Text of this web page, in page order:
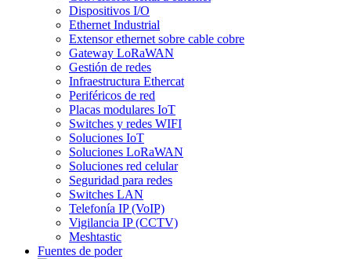
Dispositivos I/O
Ethernet Industrial
Extensor ethernet sobre cable cobre
Gateway LoRaWAN
Gestión de redes
Infraestructura Ethercat
Periféricos de red
Placas modulares IoT
Switches y redes WIFI
Soluciones IoT
Soluciones LoRaWAN
Soluciones red celular
Seguridad para redes
Switches LAN
Telefonía IP (VoIP)
Vigilancia IP (CCTV)
Meshtastic
Fuentes de poder